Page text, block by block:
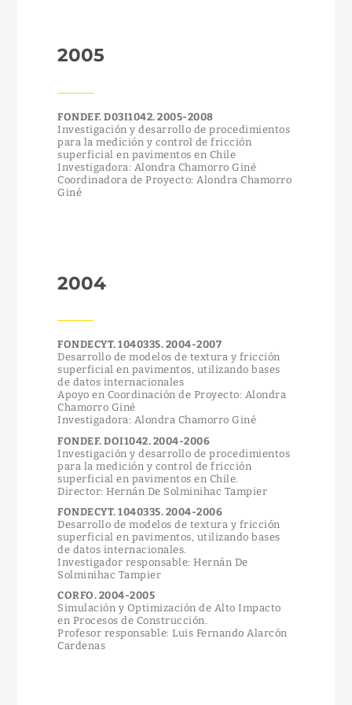
2005
FONDEF. D03I1042. 2005-2008
Investigación y desarrollo de procedimientos
para la medición y control de fricción
superficial en pavimentos en Chile
Investigadora: Alondra Chamorro Giné
Coordinadora de Proyecto: Alondra Chamorro
Giné
2004
FONDECYT. 1040335. 2004-2007
Desarrollo de modelos de textura y fricción
superficial en pavimentos, utilizando bases
de datos internacionales
Apoyo en Coordinación de Proyecto: Alondra
Chamorro Giné
Investigadora: Alondra Chamorro Giné
FONDEF. DOI1042. 2004-2006
Investigación y desarrollo de procedimientos
para la medición y control de fricción
superficial en pavimentos en Chile.
Director: Hernán De Solminihac Tampier
FONDECYT. 1040335. 2004-2006
Desarrollo de modelos de textura y fricción
superficial en pavimentos, utilizando bases
de datos internacionales.
Investigador responsable: Hernán De
Solminihac Tampier
CORFO. 2004-2005
Simulación y Optimización de Alto Impacto
en Procesos de Construcción.
Profesor responsable: Luis Fernando Alarcón
Cardenas